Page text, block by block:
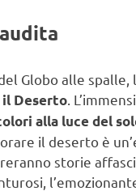
Globo alle spalle,
il Deserto .
alla luce del
il deserto è
storie